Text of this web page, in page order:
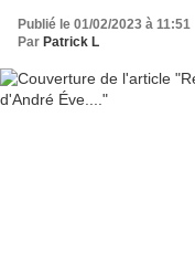
Publié le 01/02/2023 à 11:51
Par Patrick L